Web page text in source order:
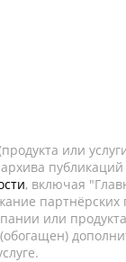
или
, включая
или